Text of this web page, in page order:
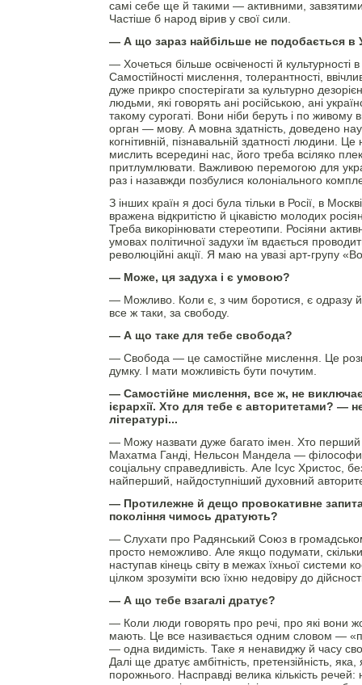
самі себе ще й такими — активними,
Частіше б народ вірив у свої сили.
— А що зараз найбільше не подобається в
— Хочеться більше освіченості й культурності
Самостійності мислення, толерантності,
дуже прикро спостерігати за культурно
людьми, які говорять ані російською, ані
такому сурогаті. Вони ніби беруть і по живому
орган — мову. А мовна здатність, доведено
когнітивній, пізнавальній здатності людини.
мислить всередині нас, його треба всіляко
притлумлювати. Важливою перемогою для
раз і назавжди позбулися колоніального
З інших країн я досі була тільки в Росії, в
вражена відкритістю й цікавістю молодих
Треба викорінювати стереотипи. Росіяни
умовах політичної задухи їм вдається
революційні акції. Я маю на увазі арт-групу
— Може, ця задуха і є умовою?
— Можливо. Коли є, з чим боротися, є одразу
все ж таки, за свободу.
— А що таке для тебе свобода?
— Свобода — це самостійне мислення. Це
думку. І мати можливість бути почутим.
— Самостійне мислення, все ж, не
ієрархії. Хто для тебе є авторитетами? —
літературі...
— Можу назвати дуже багато імен. Хто перший
Махатма Ганді, Нельсон Мандела — філософи-
соціальну справедливість. Але Ісус Христос,
найперший, найдоступніший духовний
— Протилежне й дещо провокативне
покоління чимось дратують?
— Слухати про Радянський Союз в
просто неможливо. Але якщо подумати,
наступав кінець світу в межах їхньої системи
цілком зрозуміти всю їхню недовіру до
— А що тебе взагалі дратує?
— Коли люди говорять про речі, про які вони
мають. Це все називається одним словом —
— одна видимість. Таке я ненавиджу й часу
Далі ще дратує амбітність, претензійність,
порожнього. Насправді велика кількість речей: